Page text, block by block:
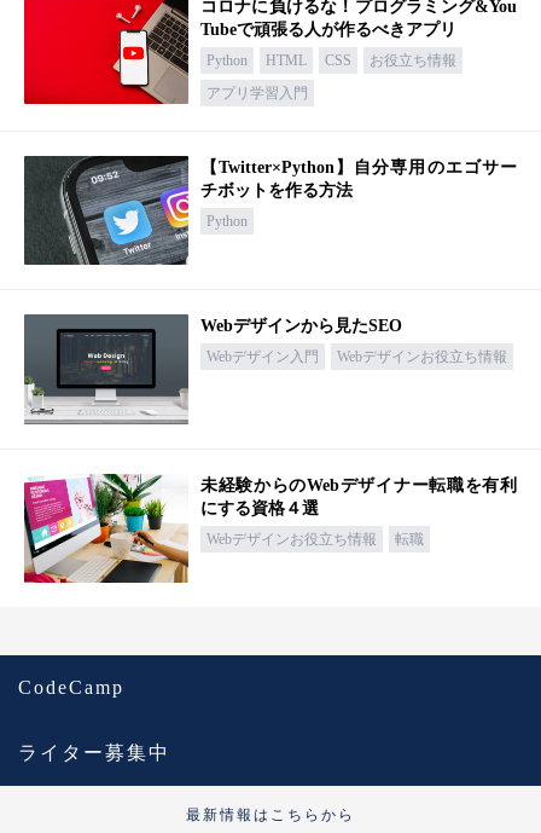
コロナに負けるな！プログラミング&You
Tubeで頑張る人が作るべきアプリ
Python HTML CSS
お役立ち情報
アプリ学習入門
【Twitter×Python】自分専用のエゴサー
チボットを作る方法
Python
Webデザインから見たSEO
Webデザイン入門 Webデザインお役立ち情報
未経験からのWebデザイナー転職を有利
にする資格４選
Webデザインお役立ち情報 転職
CodeCamp
ライター募集中
最新情報はこちらから